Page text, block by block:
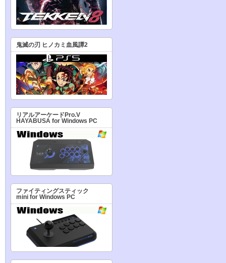
鬼滅の刃 ヒノカミ血風譚2
リアルアーケードPro.V
HAYABUSA for Windows PC
ファイティングスティック
mini for Windows PC